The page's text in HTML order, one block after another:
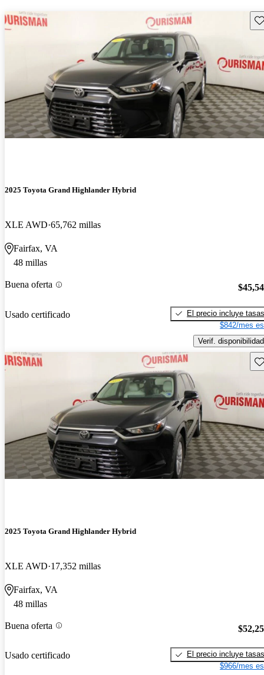
2025 Toyota Grand Highlander Hybrid
XLE AWD 65,762 millas
Fairfax, VA
48 millas
Buena oferta
Usado certificado
El precio incluye tasas
$842/mes
Verif. disponibilidad
2025 Toyota Grand Highlander Hybrid
XLE AWD 17,352 millas
Fairfax, VA
48 millas
Buena oferta
Usado certificado
El precio incluye tasas
$966/mes